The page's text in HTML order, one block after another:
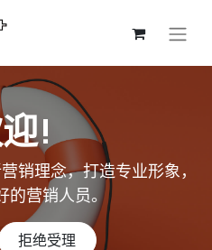
!
销理念，打造专业形象，
的营销人员。
拒绝受理